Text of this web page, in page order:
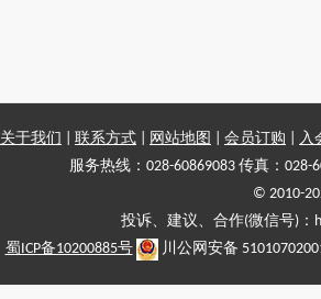
关于我们 联系方式 网站地图 会员订购
入
服务热线：028-60869083 传真：028-
© 2010-
投诉、建议、合作(微信号)
蜀ICP备10200885号
川公网安备